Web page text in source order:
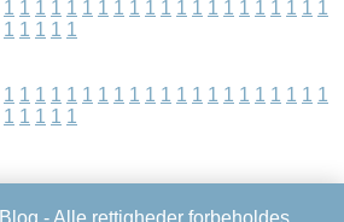
1 1 1 1 1 1 1 1 1 1 1 1 1 1 1 1 1 1 1 1 1
1 1 1 1 1
1 1 1 1 1 1 1 1 1 1 1 1 1 1 1 1 1 1 1 1 1
1 1 1 1 1
Blog - Alle rettigheder forbeholdes